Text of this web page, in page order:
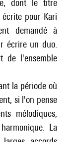
dont le titre
pour Kari
demandé à
écrire un duo.
de l'ensemble
la période où
si l'on pense
mélodiques,
La